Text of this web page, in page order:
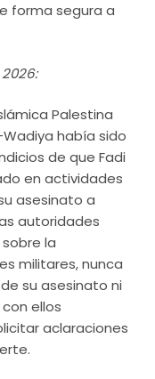
forma segura a
Palestina
había sido
de que Fadi
en actividades
asesinato a
autoridades
la
militares, nunca
su asesinato ni
ellos
aclaraciones